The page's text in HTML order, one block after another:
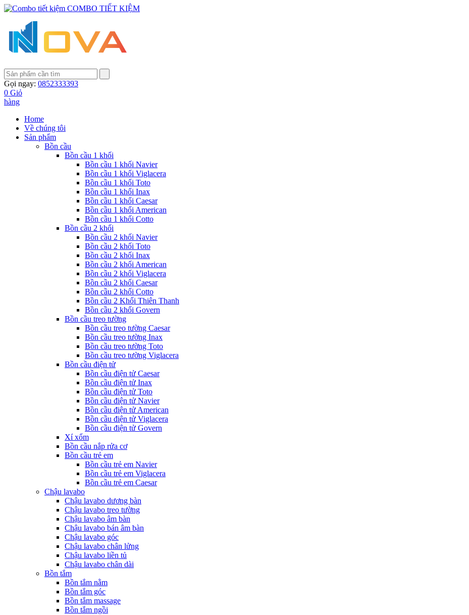
COMBO TIẾT KIỆM
Gọi ngay: 0852333393
0 Giỏ
hàng
Home
Về chúng tôi
Sản phẩm
Bồn cầu
Bồn cầu 1 khối
Bồn cầu 1 khối Navier
Bồn cầu 1 khối Viglacera
Bồn cầu 1 khối Toto
Bồn cầu 1 khối Inax
Bồn cầu 1 khối Caesar
Bồn cầu 1 khối American
Bồn cầu 1 khối Cotto
Bồn cầu 2 khối
Bồn cầu 2 khối Navier
Bồn cầu 2 khối Toto
Bồn cầu 2 khối Inax
Bồn cầu 2 khối American
Bồn cầu 2 khối Viglacera
Bồn cầu 2 khối Caesar
Bồn cầu 2 khối Cotto
Bồn cầu 2 Khối Thiên Thanh
Bồn cầu 2 khối Govern
Bồn cầu treo tường
Bồn cầu treo tường Caesar
Bồn cầu treo tường Inax
Bồn cầu treo tường Toto
Bồn cầu treo tường Viglacera
Bồn cầu điện tử
Bồn cầu điện tử Caesar
Bồn cầu điện tử Inax
Bồn cầu điện tử Toto
Bồn cầu điện tử Navier
Bồn cầu điện tử American
Bồn cầu điện tử Viglacera
Bồn cầu điện tử Govern
Xí xổm
Bồn cầu nắp rửa cơ
Bồn cầu trẻ em
Bồn cầu trẻ em Navier
Bồn cầu trẻ em Viglacera
Bồn cầu trẻ em Caesar
Chậu lavabo
Chậu lavabo dương bàn
Chậu lavabo treo tường
Chậu lavabo âm bàn
Chậu lavabo bán âm bàn
Chậu lavabo góc
Chậu lavabo chân lửng
Chậu lavabo liền tủ
Chậu lavabo chân dài
Bồn tắm
Bồn tắm nằm
Bồn tắm góc
Bồn tắm massage
Bồn tắm ngồi